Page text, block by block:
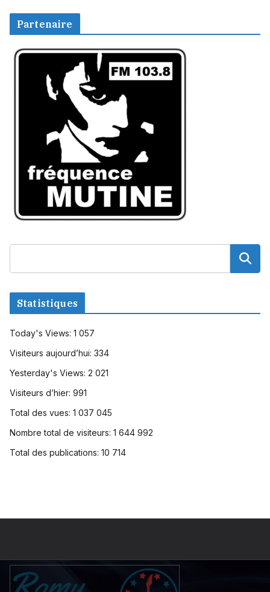
Partenaire
Statistiques
Today's Views: 1 057
Visiteurs aujourd’hui: 334
Yesterday's Views: 2 021
Visiteurs d’hier: 991
Total des vues: 1 037 045
Nombre total de visiteurs: 1 644 992
Total des publications: 10 714